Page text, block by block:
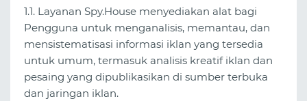
1.1. Layanan Spy.House menyediakan alat bagi
Pengguna untuk menganalisis, memantau, dan
mensistematisasi informasi iklan yang tersedia
untuk umum, termasuk analisis kreatif iklan dan
pesaing yang dipublikasikan di sumber terbuka
dan jaringan iklan.